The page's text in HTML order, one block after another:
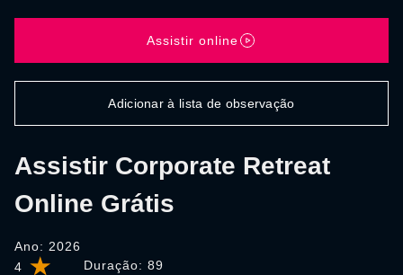
4 Duração: 89
Assistir Corporate Retreat
Online Grátis
Ano: 2026
Assistir online
Adicionar à lista de observação